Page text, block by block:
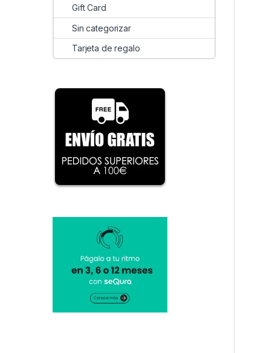
Gift Card
Sin categorizar
Tarjeta de regalo